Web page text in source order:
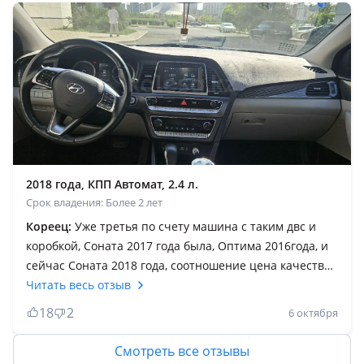
багажда орналасқан. Осыдан кейінгі DN8 кузовта
корейлер ойланып запаска орнына салыпты Көлік өз
құнын толық ақтайды. Жаңа ма жаңа. Таза ма таза.
Биіктігі де жақсы, айдап жүргелі әлі астын тигізбедім
2018 года, КПП Автомат, 2.4 л.
Срок владения: Более 2 лет
Кореец: Уже третья по счету машина с таким двс и
коробкой, Соната 2017 года была, Оптима 2016года, и
сейчас Соната 2018 года, соотношение цена качество
просто ля, сколько людей говорят про плохой двс gdi и
так далее, на своём опыте убедился, волков бояться в
лес не ходить, абсолютно без проблемное авто, ни
разу нигде не подвела и не оставила на дороге, все
Читать весь отзыв
18 2 6 октября
Смотреть все отзывы